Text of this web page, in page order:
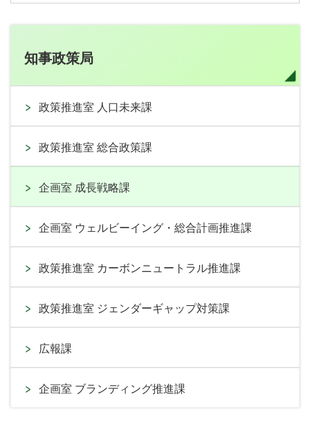
知事政策局
政策推進室 人口未来課
政策推進室 総合政策課
企画室 成長戦略課
企画室 ウェルビーイング・総合計画推進課
政策推進室 カーボンニュートラル推進課
政策推進室 ジェンダーギャップ対策課
広報課
企画室 ブランディング推進課